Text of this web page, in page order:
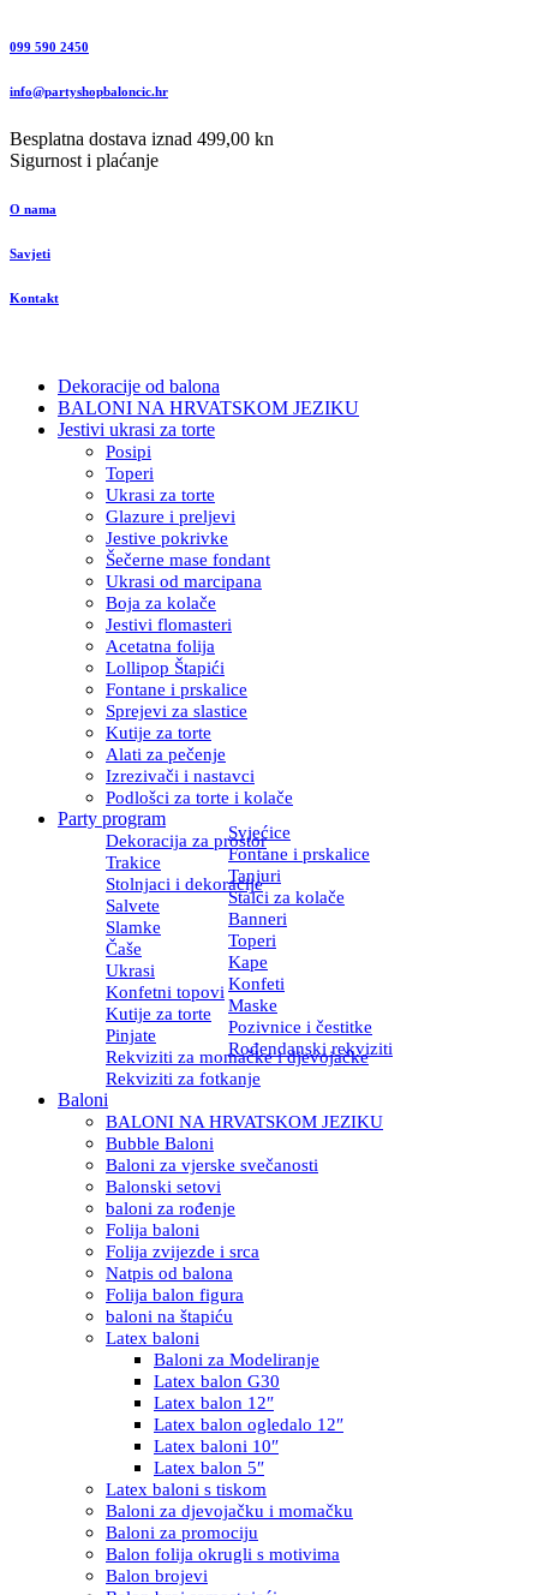
099 590 2450
info@partyshopbaloncic.hr
Besplatna dostava iznad 499,00 kn
Sigurnost i plaćanje
O nama
Savjeti
Kontakt
Dekoracije od balona
BALONI NA HRVATSKOM JEZIKU
Jestivi ukrasi za torte
Posipi
Toperi
Ukrasi za torte
Glazure i preljevi
Jestive pokrivke
Šečerne mase fondant
Ukrasi od marcipana
Boja za kolače
Jestivi flomasteri
Acetatna folija
Lollipop Štapići
Fontane i prskalice
Sprejevi za slastice
Kutije za torte
Alati za pečenje
Izrezivači i nastavci
Podlošci za torte i kolače
Party program
Dekoracija za prostor
Svjećice
Trakice
Fontane i prskalice
Stolnjaci i dekoracije
Tanjuri
Salvete
Stalci za kolače
Slamke
Banneri
Čaše
Toperi
Ukrasi
Kape
Konfetni topovi Konfeti
Kutije za torte
Maske
Pinjate
Pozivnice i čestitke
Rekviziti za momačke i djevojačke
Rođendanski rekviziti
Rekviziti za fotkanje
Baloni
BALONI NA HRVATSKOM JEZIKU
Bubble Baloni
Baloni za vjerske svečanosti
Balonski setovi
baloni za rođenje
Folija baloni
Folija zvijezde i srca
Natpis od balona
Folija balon figura
baloni na štapiću
Latex baloni
Baloni za Modeliranje
Latex balon G30
Latex balon 12″
Latex balon ogledalo 12″
Latex baloni 10″
Latex balon 5″
Latex baloni s tiskom
Baloni za djevojačku i momačku
Baloni za promociju
Balon folija okrugli s motivima
Balon brojevi